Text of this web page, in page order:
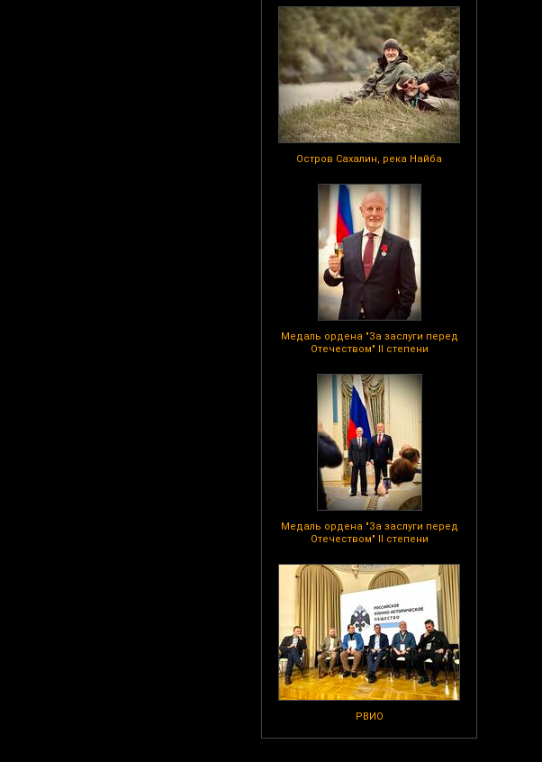
Остров Сахалин, река Найба
Медаль ордена "За заслуги перед
Отечеством" II степени
Медаль ордена "За заслуги перед
Отечеством" II степени
РВИО